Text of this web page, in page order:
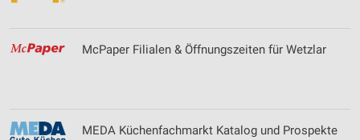
McPaper Filialen & Öffnungszeiten für Wetzlar
MEDA Küchenfachmarkt Katalog und Prospekte